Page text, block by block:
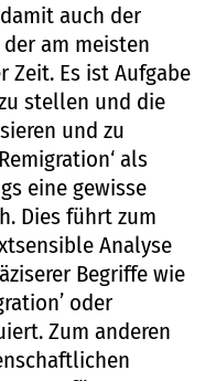
auch der
am meisten
Zeit. Es ist Aufgabe
stellen und die
und zu
als
eine gewisse
Dies führt zum
Analyse
Begriffe wie
oder
Zum anderen